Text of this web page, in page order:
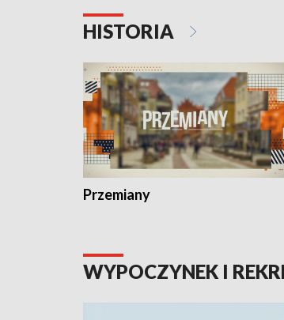
HISTORIA
Przemiany
WYPOCZYNEK I